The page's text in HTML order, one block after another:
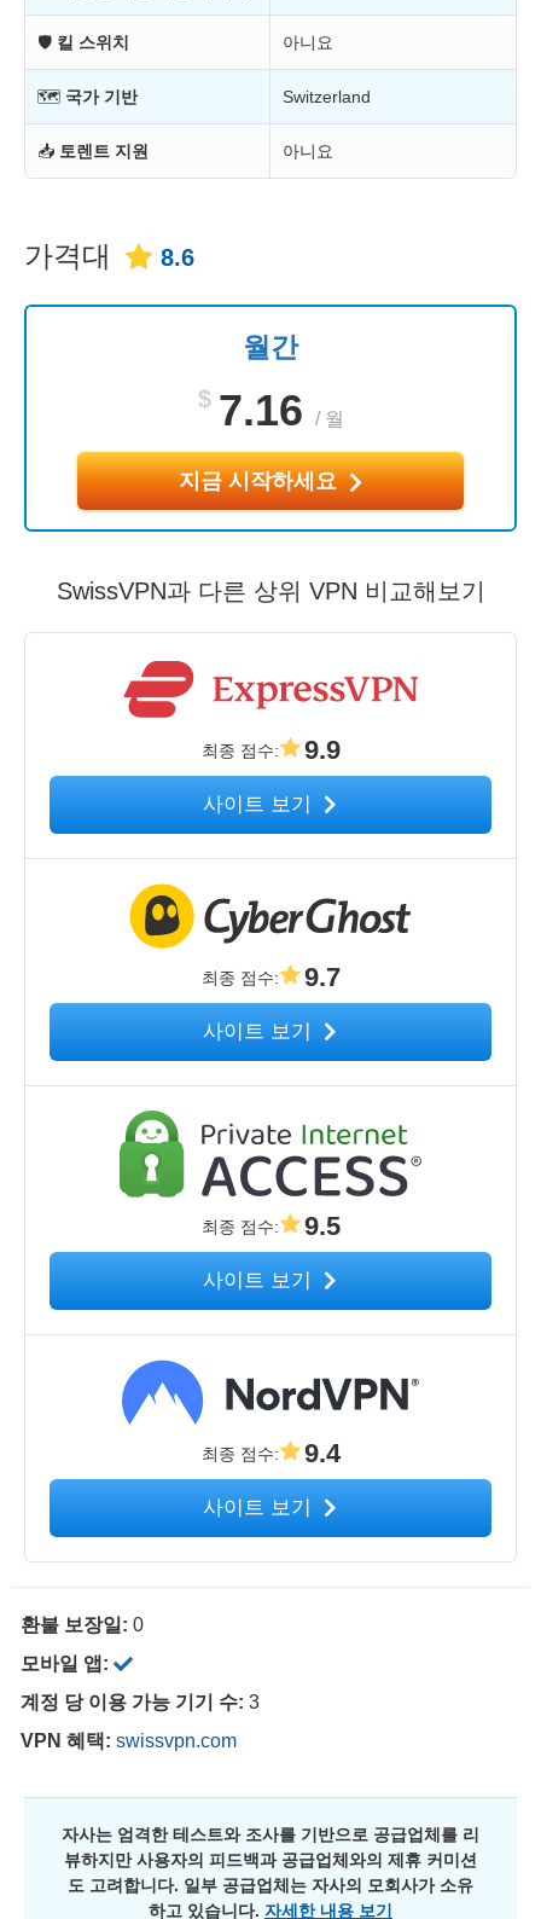
🛡 킬 스위치 아니요
🗺 국가 기반 Switzerland
📥 토렌트 지원 아니요
가격대 8.6
월간
$ 7.16 / 월
지금 시작하세요
SwissVPN과 다른 상위 VPN 비교해보기
최종 점수: 9.9
사이트 보기
최종 점수: 9.7
사이트 보기
최종 점수: 9.5
사이트 보기
최종 점수: 9.4
사이트 보기
환불 보장일: 0
모바일 앱:
계정 당 이용 가능 기기 수: 3
VPN 혜택: swissvpn.com
자사는 엄격한 테스트와 조사를 기반으로 공급업체를 리
뷰하지만 사용자의 피드백과 공급업체와의 제휴 커미션
도 고려합니다. 일부 공급업체는 자사의 모회사가 소유
하고 있습니다. 자세한 내용 보기